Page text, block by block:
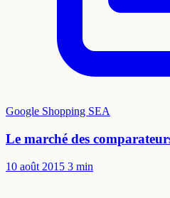
Google Shopping SEA
Le marché des
10 août 2015 3 min